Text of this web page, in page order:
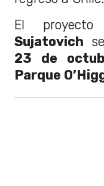
El
Sujatovich
23 de
Parque